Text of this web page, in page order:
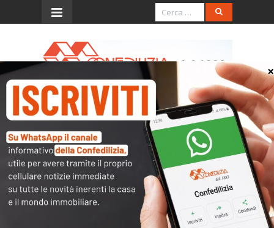
Menu
CASSAZIONE CIVILE 2021:
CONDOMINIO
L’accesso al contenuto
completo è riservato ai
soli utenti abilitati.